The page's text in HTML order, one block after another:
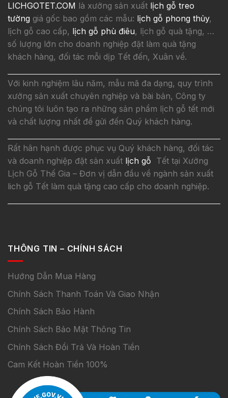
LICHGOTET.COM là xưởng sản xuất lịch gỗ treo
tường giá gốc bao gồm các mẫu: lịch gỗ phong thủy,
lịch gỗ cao cấp, lịch gỗ phù điêu, lịch gỗ quà tặng, …
số lượng lớn cho doanh nghiệp đặt làm quà tặng
khách hàng, đối tác mỗi dịp Tết đến, Xuân về.
Với kinh nghiệm lâu năm, mẫu mã đa dạng, quy trình
xưởng sản xuất chuyên nghiệp và bài bản, Công ty
chúng tôi luôn tạo ra những sản phẩm lịch gỗ tết mới
và chất lượng nhất để gửi đến Quý khách hàng.
Rất hân hạnh được phục vụ Quý khách hàng, đối tác
và doanh nghiệp đặt sản xuất lịch gỗ Tết tại Xưởng
Lịch Gỗ Thế Gia – Đơn vị dẫn đầu về ngành sản xuất
lich gỗ Tết làm quà tặng cao cấp cho doanh nghiệp.
THÔNG TIN – CHÍNH SÁCH
Hướng Dẫn Mua Hàng
Chính Sách Thanh Toán Và Giao Nhận
Chính Sách Bảo Hành
Chính Sách Bảo Mật Thông Tin
Chính Sách Đổi Trả Và Hoàn Tiền
Cam Kết Hoàn Tiền 100%